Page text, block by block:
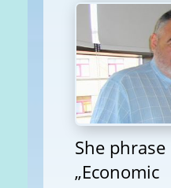
She phrase
„Economic